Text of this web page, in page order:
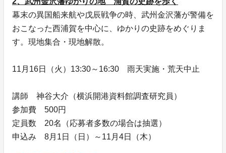
幕末の異国船来航や戊辰戦争の時、武州金沢藩が警備を
おこなった西浦賀を中心に、ゆかりの史跡をめぐりま
す。現地集合・現地解散。
11月16日（火）13:30～16:30 雨天実施・荒天中止
講師 神谷大介（横浜開港資料館調査研究員）
参加費 500円
定員数 20名（応募者多数の場合は抽選）
申込み 8月1日（日）～11月4日（木）